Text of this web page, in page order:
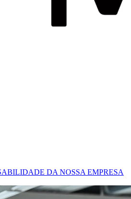
DA NOSSA EMPRESA